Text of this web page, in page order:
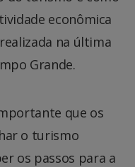
econômica
na última
Grande.
que os
o turismo
os passos para a